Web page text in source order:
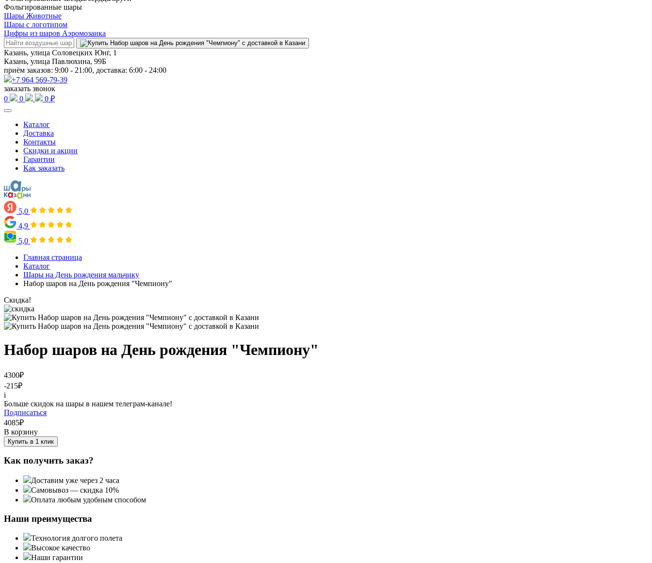
Фольгированные шары
Шары Животные
Шары с логотипом
Цифры из шаров Аэромозаика
Казань, улица Соловецких Юнг, 1
Казань, улица Павлюхина, 99Б
приём заказов: 9:00 - 21:00, доставка: 6:00 - 24:00
+7 964 569-79-39
заказать звонок
0
0 0 ₽
Каталог
Доставка
Контакты
Скидки и акции
Гарантии
Как заказать
5,0
4,9
5,0
Главная страница
Каталог
Шары на День рождения мальчику
Набор шаров на День рождения "Чемпиону"
Скидка!
Набор шаров на День рождения "Чемпиону"
4300₽
-215₽
i
Больше скидок на шары в нашем телеграм-канале!
Подписаться
4085₽
В корзину
Купить в 1 клик
Как получить заказ?
Доставим уже через 2 часа
Самовывоз — скидка 10%
Оплата любым удобным способом
Наши преимущества
Технология долгого полета
Высокое качество
Наши гарантии